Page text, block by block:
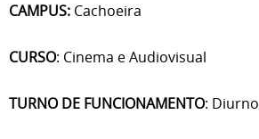
CAMPUS: Cachoeira
CURSO: Cinema e Audiovisual
TURNO DE FUNCIONAMENTO: Diurno